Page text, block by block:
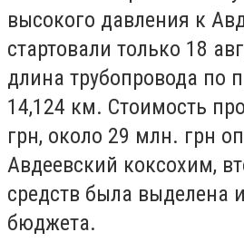
высокого давления к
стартовали только 18
длина трубопровода по
14,124 км. Стоимость
грн, около 29 млн. грн
Авдеевский коксохим,
средств была выделена
бюджета.